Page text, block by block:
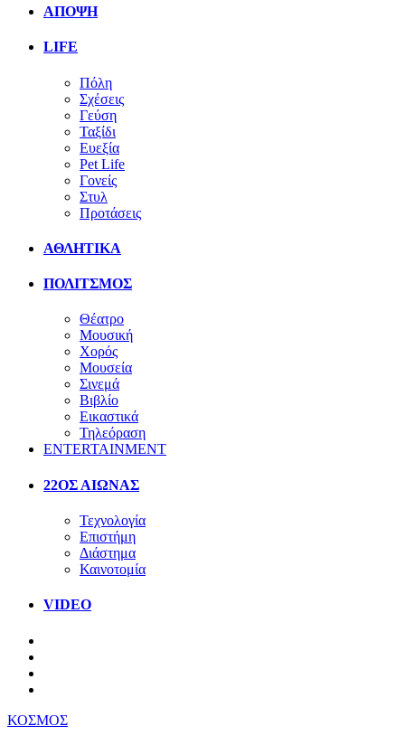
ΑΠΟΨΗ
LIFE
Πόλη
Σχέσεις
Γεύση
Ταξίδι
Ευεξία
Pet Life
Γονείς
Στυλ
Προτάσεις
ΑΘΛΗΤΙΚΑ
ΠΟΛΙΤΣΜΟΣ
Θέατρο
Μουσική
Χορός
Μουσεία
Σινεμά
Βιβλίο
Εικαστικά
Τηλεόραση
ENTERTAINMENT
22ΟΣ ΑΙΩΝΑΣ
Τεχνολογία
Επιστήμη
Διάστημα
Καινοτομία
VIDEO
ΚΟΣΜΟΣ